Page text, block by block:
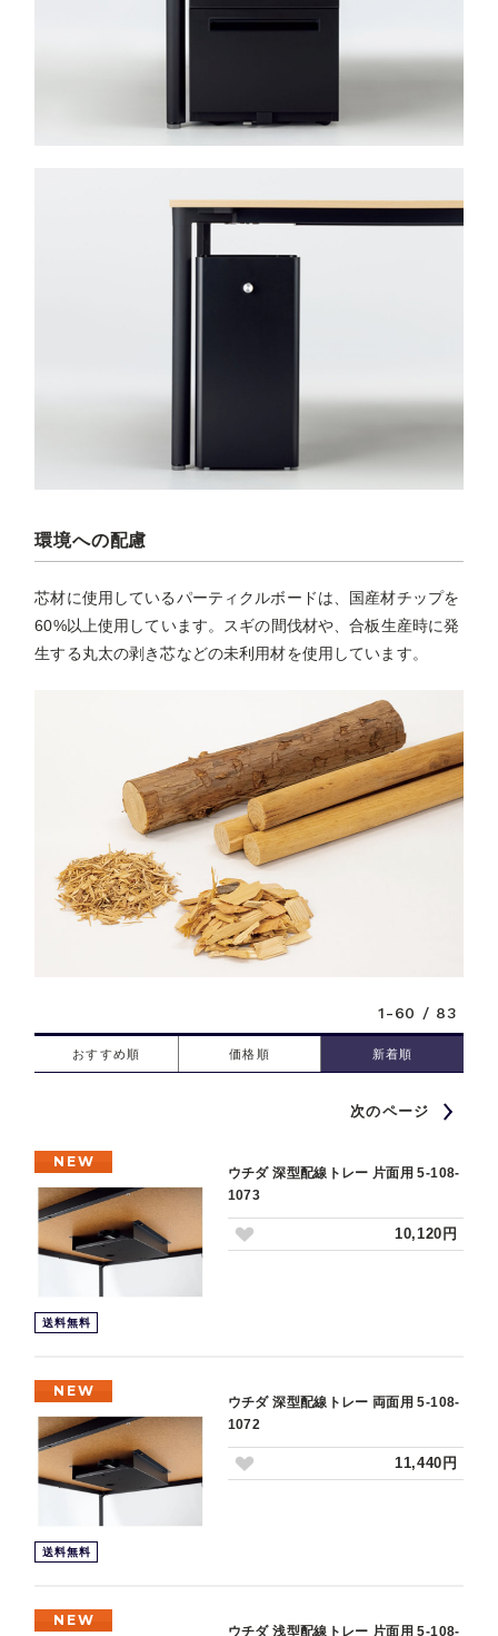
環境への配慮
芯材に使用しているパーティクルボードは、国産材チップを
60%以上使用しています。スギの間伐材や、合板生産時に発
生する丸太の剥き芯などの未利用材を使用しています。
1-60 / 83
おすすめ順 価格順 新着順
次のページ
NEW
送料無料
ウチダ 深型配線トレー 片面用 5-108-
1073
10,120円
NEW
送料無料
ウチダ 深型配線トレー 両面用 5-108-
1072
11,440円
NEW
ウチダ 浅型配線トレー 片面用 5-108-